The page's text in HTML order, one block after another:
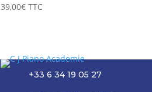
39,00€ TTC
+33 6 34 19 05 27